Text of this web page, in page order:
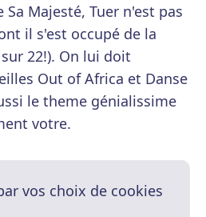
Sa Majesté, Tuer n'est pas
il s'est occupé de la
22!). On lui doit
Out of Africa et Danse
le theme génialissime
votre.
vos choix de cookies